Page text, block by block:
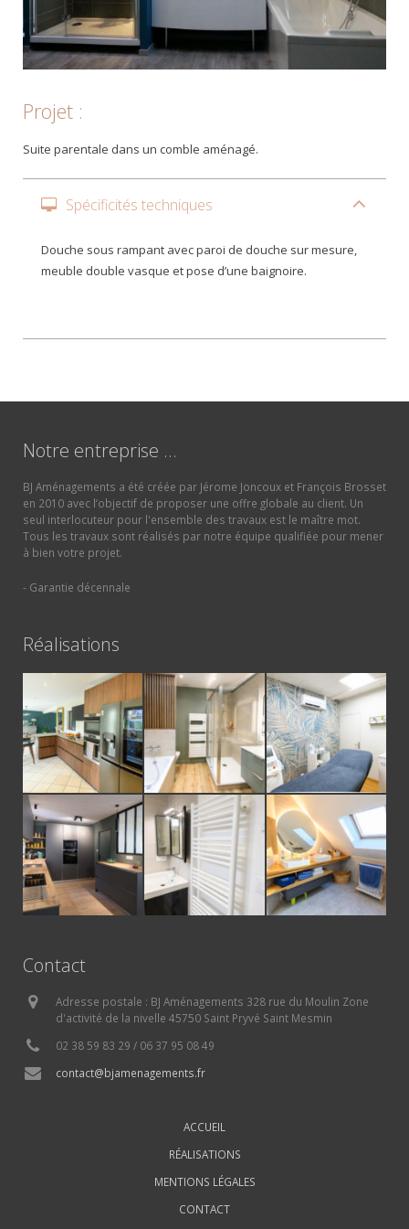
Projet :
Suite parentale dans un comble aménagé.
Spécificités techniques
Douche sous rampant avec paroi de douche sur mesure,
meuble double vasque et pose d’une baignoire.
Notre entreprise …
BJ Aménagements a été créée par Jérome Joncoux et François Brosset
en 2010 avec l’objectif de proposer une offre globale au client. Un
seul interlocuteur pour l'ensemble des travaux est le maître mot.
Tous les travaux sont réalisés par notre équipe qualifiée pour mener
à bien votre projet.
- Garantie décennale
Réalisations
Contact
Adresse postale : BJ Aménagements 328 rue du Moulin Zone
d'activité de la nivelle 45750 Saint Pryvé Saint Mesmin
02 38 59 83 29 / 06 37 95 08 49
contact@bjamenagements.fr
ACCUEIL
RÉALISATIONS
MENTIONS LÉGALES
CONTACT